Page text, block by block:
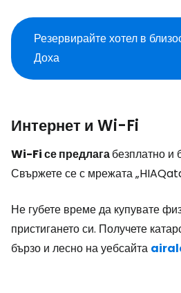
Резервирайте хотел в
Доха
Интернет и Wi-Fi
Wi-Fi се предлагабезплатно и
Свържете се с мрежата
Не губете време да купувате
пристигането си. Получете
бързо и лесно на уебсайта